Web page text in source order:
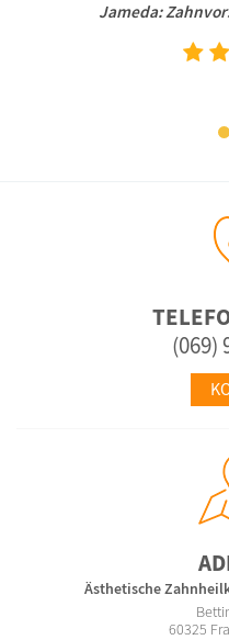
Jameda:
(069)
Ästhetische
60325